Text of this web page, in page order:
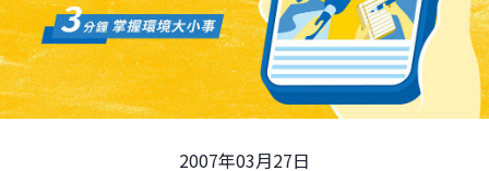
2007年03月27日